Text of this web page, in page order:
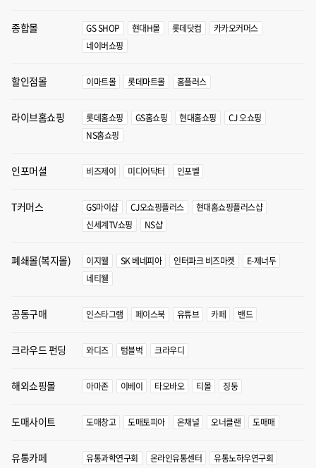
종합몰 GS SHOP 현대H몰 롯데닷컴
카카오커머스
네이버쇼핑
할인점몰 이마트몰 롯데마트몰 홈플러스
라이브홈쇼핑 롯데홈쇼핑 GS홈쇼핑 현대홈쇼핑
CJ 오쇼핑
NS홈쇼핑
인포머셜 비즈제이 미디어닥터 인포벨
T커머스 GS마이샵 CJ오쇼핑플러스
현대홈쇼핑플러스샵
신세계TV쇼핑
NS샵
폐쇄몰(복지몰) 이지웰 SK 베네피아 인터파크 비즈마켓
E-제너두
네티웰
공동구매 인스타그램 페이스북 유튜브 카페 밴드
크라우드 펀딩 와디즈 텀블벅 크라우디
해외쇼핑몰 아마존 이베이 타오바오 티몰 징둥
도매사이트 도매창고 도매토피아 온채널 오너클랜 도매매
유통카페 유통과학연구회 온라인유통센터 유통노하우연구회